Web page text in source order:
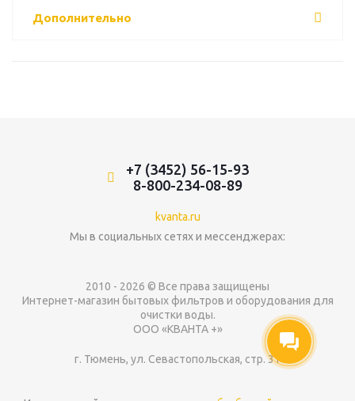
Дополнительно
+7 (3452) 56-15-93
8-800-234-08-89
kvanta.ru
Мы в социальных сетях и мессенджерах:
2010 - 2026 © Все права защищены
Интернет-магазин бытовых фильтров и оборудования для
очистки воды.
ООО «КВАНТА +»
г. Тюмень, ул. Севастопольская, стр. 31